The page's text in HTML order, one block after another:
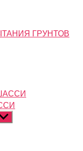
ГРУНТОВ